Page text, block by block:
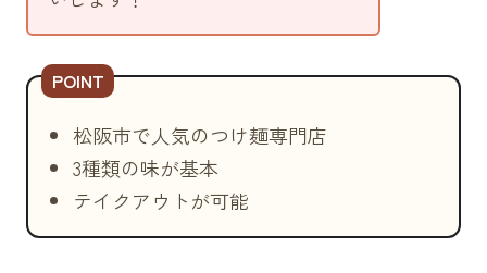
松阪市で人気のつけ麺専門店
3種類の味が基本
テイクアウトが可能